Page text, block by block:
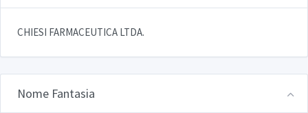
CHIESI FARMACEUTICA LTDA.
Nome Fantasia